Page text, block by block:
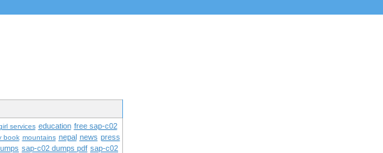
services education free sap-c02
book mountains nepal news press
sap-c02 dumps pdf sap-c02